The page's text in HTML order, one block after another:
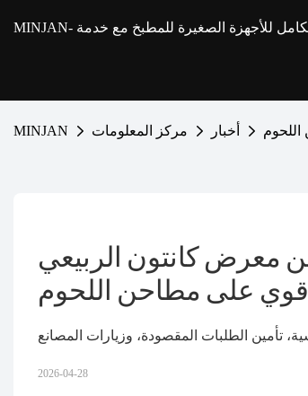
MINJAN
MINJAN مركز المعلومات أخبار
معرض كانتون الربيعي
تأمين الطلبات المقصودة، وزيارات المصانع
2026-04-28